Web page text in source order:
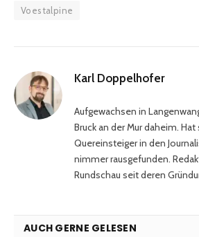
Voestalpine
Karl Doppelhofer
Aufgewachsen in
Bruck an der Mur daheim. Hat
Quereinsteiger in den
nimmer rausgefunden.
Rundschau seit deren
AUCH GERNE GELESEN